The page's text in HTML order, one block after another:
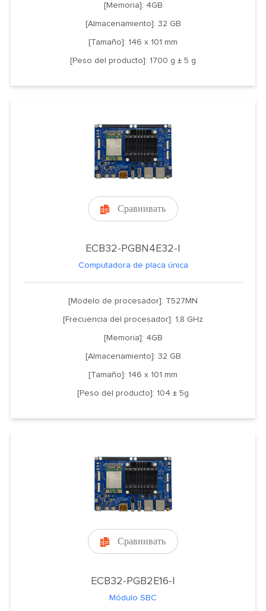
[Memoria]: 4GB
[Almacenamiento]: 32 GB
[Tamaño]: 146 x 101 mm
[Peso del producto]: 1700 g ± 5 g
 Сравнивать
ECB32-PGBN4E32-I
Computadora de placa única
[Modelo de procesador]: T527MN
[Frecuencia del procesador]: 1,8 GHz
[Memoria]: 4GB
[Almacenamiento]: 32 GB
[Tamaño]: 146 x 101 mm
[Peso del producto]: 104 ± 5g
 Сравнивать
ECB32-PGB2E16-I
Módulo SBC